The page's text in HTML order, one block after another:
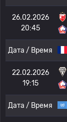
26.02.2026
20:45
Дата / Время
22.02.2026
19:15
Дата / Время